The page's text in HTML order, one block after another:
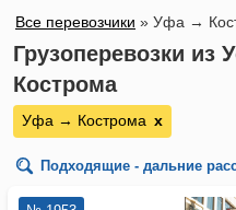
Все перевозчики » Уфа →
Грузоперевозки из
Кострома
Уфа → Кострома х
Подходящие - дальние